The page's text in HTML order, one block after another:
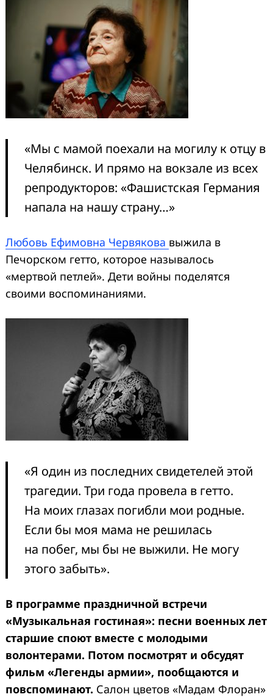
«Мы с мамой поехали на могилу к отцу в
Челябинск. И прямо на вокзале из всех
репродукторов: «Фашистская Германия
напала на нашу страну…»
Любовь Ефимовна Червякова выжила в
Печорском гетто, которое называлось
«мертвой петлей». Дети войны поделятся
своими воспоминаниями.
«Я один из последних свидетелей этой
трагедии. Три года провела в гетто.
На моих глазах погибли мои родные.
Если бы моя мама не решилась
на побег, мы бы не выжили. Не могу
этого забыть».
В программе праздничной встречи
«Музыкальная гостиная»: песни военных лет
старшие споют вместе с молодыми
волонтерами. Потом посмотрят и обсудят
фильм «Легенды армии», пообщаются и
повспоминают. Салон цветов «Мадам Флоран»